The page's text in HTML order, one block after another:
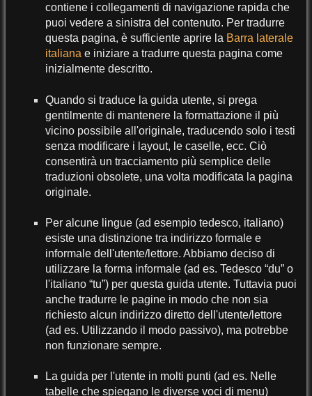
contiene i collegamenti di navigazione rapida che
puoi vedere a sinistra del contenuto. Per tradurre
questa pagina, è sufficiente aprire la Barra laterale
italiana e iniziare a tradurre questa pagina come
inizialmente descritto.
Quando si traduce la guida utente, si prega
gentilmente di mantenere la formattazione il più
vicino possibile all'originale, traducendo solo i testi
senza modificare i layout, le caselle, ecc. Ciò
consentirà un tracciamento più semplice delle
traduzioni obsolete, una volta modificata la pagina
originale.
Per alcune lingue (ad esempio tedesco, italiano)
esiste una distinzione tra indirizzo formale e
informale dell'utente/lettore. Abbiamo deciso di
utilizzare la forma informale (ad es. Tedesco “du” o
l'italiano “tu”) per questa guida utente. Tuttavia puoi
anche tradurre le pagine in modo che non sia
richiesto alcun indirizzo diretto dell'utente/lettore
(ad es. Utilizzando il modo passivo), ma potrebbe
non funzionare sempre.
La guida per l'utente in molti punti (ad es. Nelle
tabelle che spiegano le diverse voci di menu)